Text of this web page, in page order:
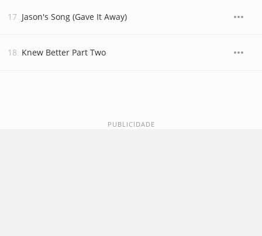
Jason's Song (Gave It Away)
Knew Better Part Two